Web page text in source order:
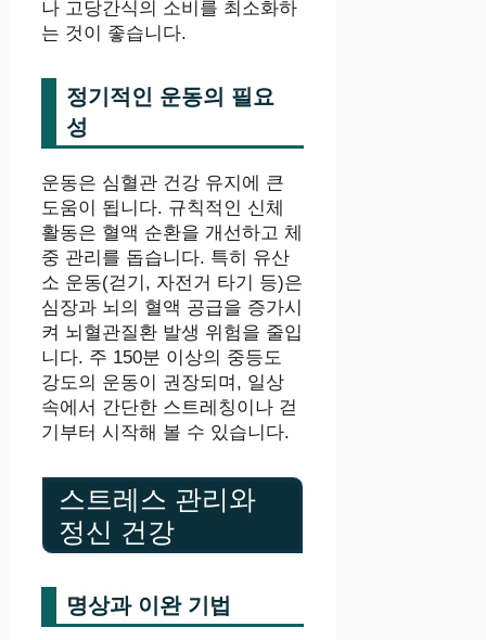
나 고당간식의 소비를 최소화하
는 것이 좋습니다.
정기적인 운동의 필요
성
운동은 심혈관 건강 유지에 큰
도움이 됩니다. 규칙적인 신체
활동은 혈액 순환을 개선하고 체
중 관리를 돕습니다. 특히 유산
소 운동(걷기, 자전거 타기 등)은
심장과 뇌의 혈액 공급을 증가시
켜 뇌혈관질환 발생 위험을 줄입
니다. 주 150분 이상의 중등도
강도의 운동이 권장되며, 일상
속에서 간단한 스트레칭이나 걷
기부터 시작해 볼 수 있습니다.
스트레스 관리와
정신 건강
명상과 이완 기법